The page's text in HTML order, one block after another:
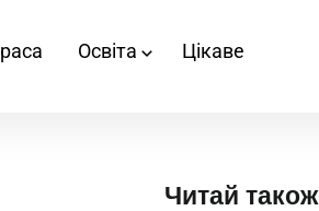
Освіта Цікаве
Читай також